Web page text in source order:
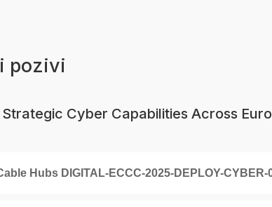
pozivi
Cyber Capabilities Across
Hubs DIGITAL-ECCC-2025-DEPLOY-